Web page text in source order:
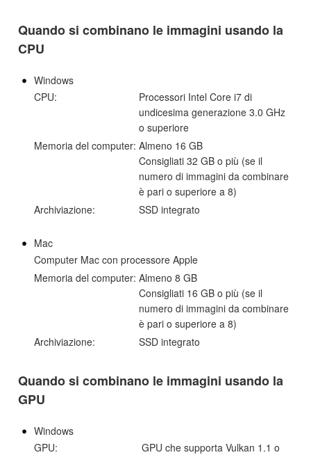
Quando si combinano le immagini usando la
CPU
Windows
CPU:
Processori Intel Core i7 di
undicesima generazione 3.0 GHz
o superiore
Memoria del computer: Almeno 16 GB
Consigliati 32 GB o più (se il
numero di immagini da combinare
è pari o superiore a 8)
Archiviazione:
SSD integrato
Mac
Computer Mac con processore Apple
Memoria del computer: Almeno 8 GB
Consigliati 16 GB o più (se il
numero di immagini da combinare
è pari o superiore a 8)
Archiviazione:
SSD integrato
Quando si combinano le immagini usando la
GPU
Windows
GPU:
GPU che supporta Vulkan 1.1 o